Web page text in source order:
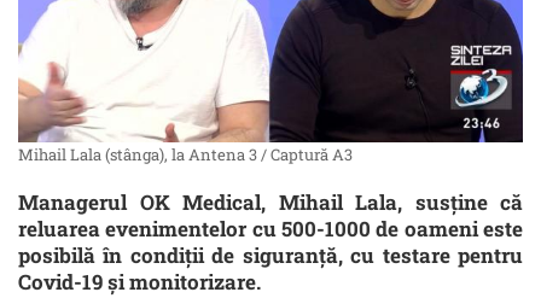
Mihail Lala (stânga), la Antena 3 / Captură A3
Managerul OK Medical, Mihail Lala, susține că
reluarea evenimentelor cu 500-1000 de oameni este
posibilă în condiții de siguranță, cu testare pentru
Covid-19 și monitorizare.